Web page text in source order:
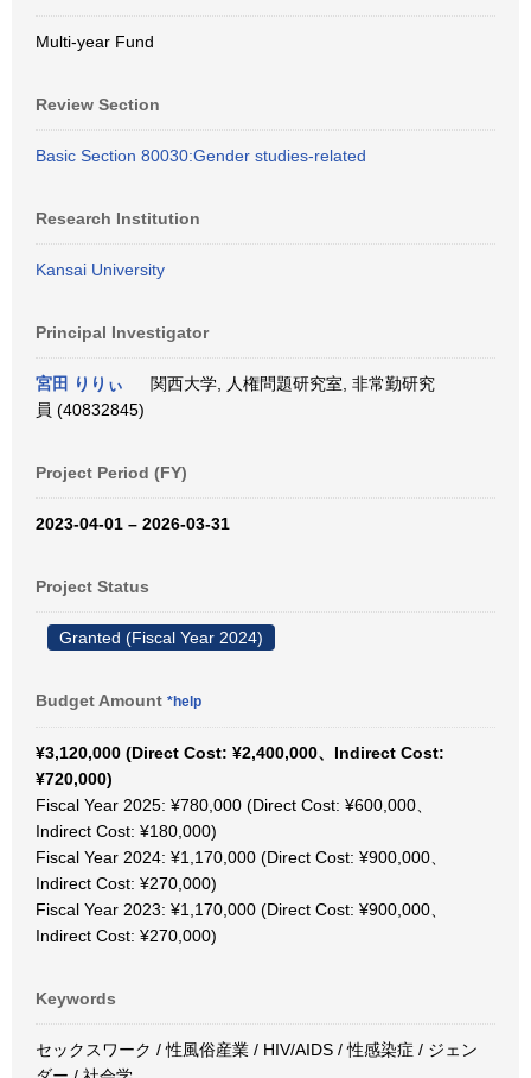
Multi-year Fund
Review Section
Basic Section 80030:Gender studies-related
Research Institution
Kansai University
Principal Investigator
宮田 りりぃ
関西大学, 人権問題研究室, 非常勤研究
員 (40832845)
Project Period (FY)
2023-04-01 – 2026-03-31
Project Status
Granted (Fiscal Year 2024)
Budget Amount *help
¥3,120,000 (Direct Cost: ¥2,400,000、Indirect Cost:
¥720,000)
Fiscal Year 2025: ¥780,000 (Direct Cost: ¥600,000、
Indirect Cost: ¥180,000)
Fiscal Year 2024: ¥1,170,000 (Direct Cost: ¥900,000、
Indirect Cost: ¥270,000)
Fiscal Year 2023: ¥1,170,000 (Direct Cost: ¥900,000、
Indirect Cost: ¥270,000)
Keywords
セックスワーク / 性風俗産業 / HIV/AIDS / 性感染症 / ジェン